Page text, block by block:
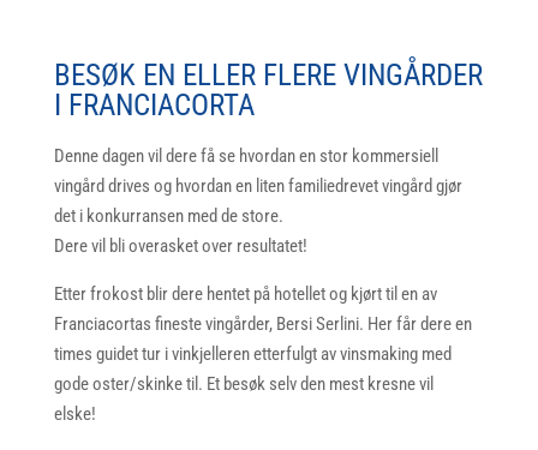
BESØK EN ELLER FLERE VINGÅRDER
I FRANCIACORTA
Denne dagen vil dere få se hvordan en stor kommersiell
vingård drives og hvordan en liten familiedrevet vingård gjør
det i konkurransen med de store.
Dere vil bli overasket over resultatet!
Etter frokost blir dere hentet på hotellet og kjørt til en av
Franciacortas fineste vingårder, Bersi Serlini. Her får dere en
times guidet tur i vinkjelleren etterfulgt av vinsmaking med
gode oster/skinke til. Et besøk selv den mest kresne vil
elske!